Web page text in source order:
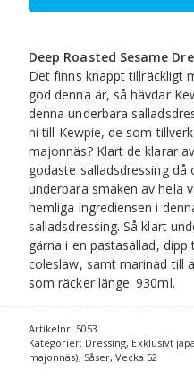
Deep Roasted Sesame
Det finns knappt tillräckligt
god denna är, så hävdar
denna underbara
ni till Kewpie, de som
majonnäs? Klart de klarar
godaste salladsdressing då
underbara smaken av hela
hemliga ingrediensen i
salladsdressing. Så klart
gärna i en pastasallad,
coleslaw, samt marinad till
som räcker länge. 930ml.
Artikelnr: 5053
Kategorier: Dressing, Exklusivt
majonnäs), Såser, Vecka 52